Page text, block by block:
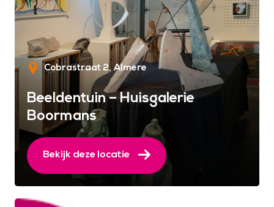
Cobrastraat 2 Almere
Beeldentuin – Huisgalerie
Boormans
Bekijk deze locatie